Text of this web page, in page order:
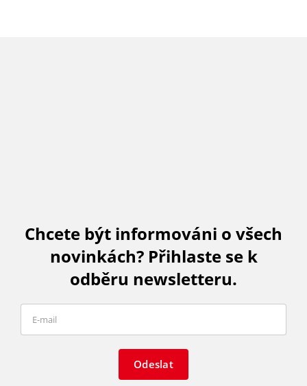
Chcete být informováni o všech
novinkách? Přihlaste se k
odběru newsletteru.
Odeslat